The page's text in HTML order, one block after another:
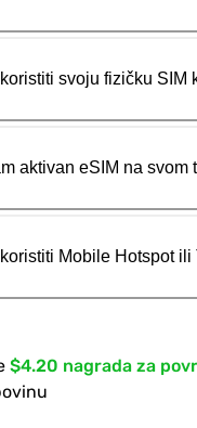
svoju fizičku SIM
aktivan eSIM na
Mobile Hotspot
$4.20 nagrada za